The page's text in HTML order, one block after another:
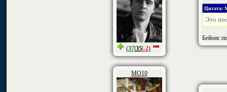
(37| 35| -2)
Цитата:
Это
Бейонс
MO10